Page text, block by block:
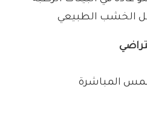
مثل الخشب الطبيعي
المباشرة